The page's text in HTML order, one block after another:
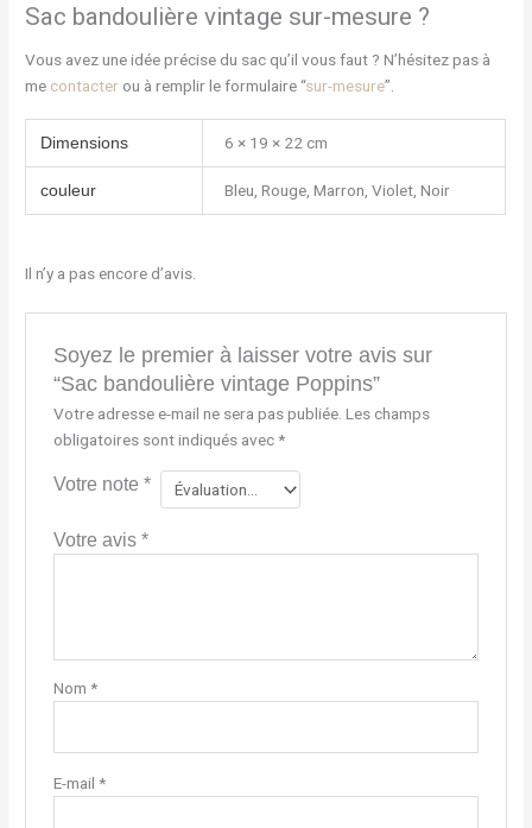
Sac bandoulière vintage sur-mesure ?
Vous avez une idée précise du sac qu’il vous faut ? N’hésitez pas à
me contacter ou à remplir le formulaire “sur-mesure”.
Dimensions 6 × 19 × 22 cm
couleur Bleu, Rouge, Marron, Violet, Noir
Il n’y a pas encore d’avis.
Soyez le premier à laisser votre avis sur
“Sac bandoulière vintage Poppins”
Votre adresse e-mail ne sera pas publiée. Les champs
obligatoires sont indiqués avec*
Votre note *
Votre avis *
Nom *
E-mail *